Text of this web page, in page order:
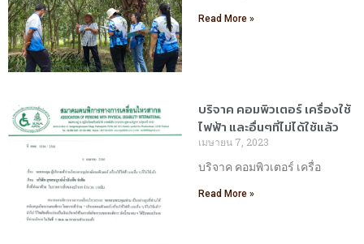
Read More »
บริจาค คอมพิวเตอร์ เครื่องใช้
ไฟฟ้า และอื่นๆที่ไม่ได้ใช้แล้ว
เมษายน 7, 2023
บริจาค คอมพิวเตอร์ เครื่อ
Read More »